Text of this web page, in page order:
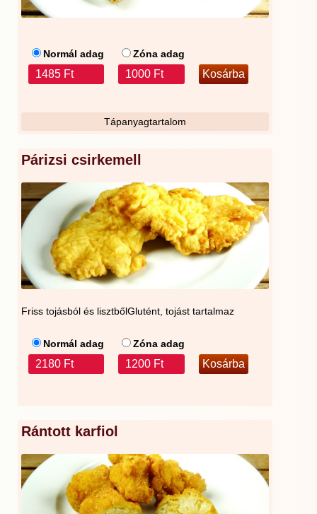
Normál adag
1485 Ft
Zóna adag
1000 Ft
Tápanyagtartalom
Párizsi csirkemell
Friss tojásból és lisztbőlGlutént, tojást tartalmaz
Normál adag
2180 Ft
Zóna adag
1200 Ft
Rántott karfiol